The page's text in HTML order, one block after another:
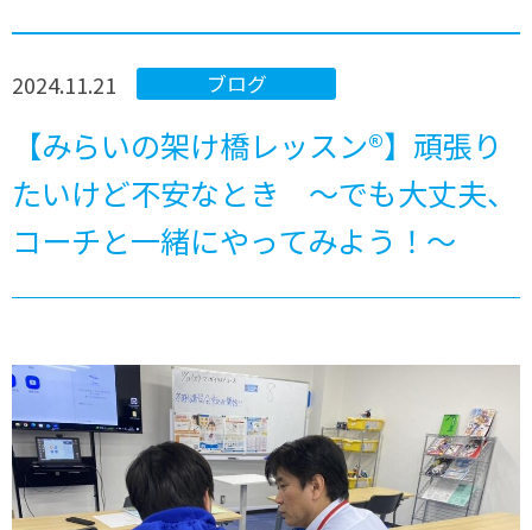
ブログ
2024.11.21
【みらいの架け橋レッスン®】頑張り
たいけど不安なとき ～でも大丈夫、
コーチと一緒にやってみよう！～